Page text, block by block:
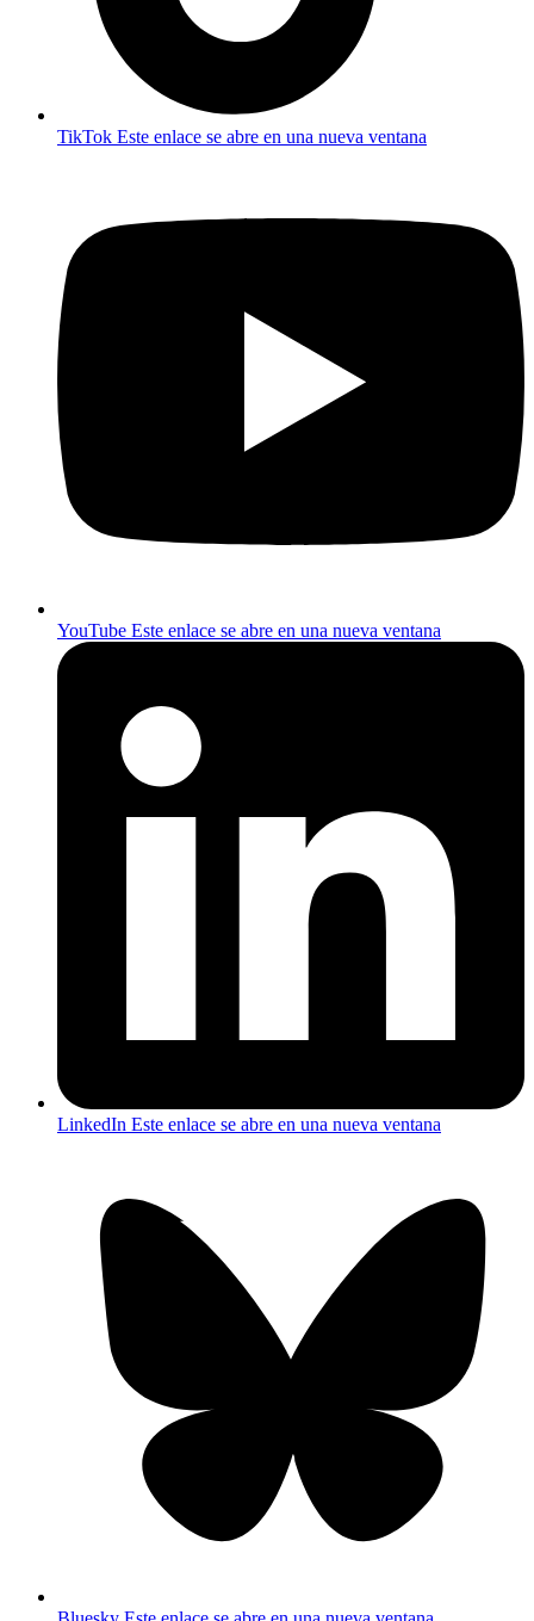
TikTok Este enlace se abre en una nueva ventana
YouTube Este enlace se abre en una nueva ventana
LinkedIn Este enlace se abre en una nueva ventana